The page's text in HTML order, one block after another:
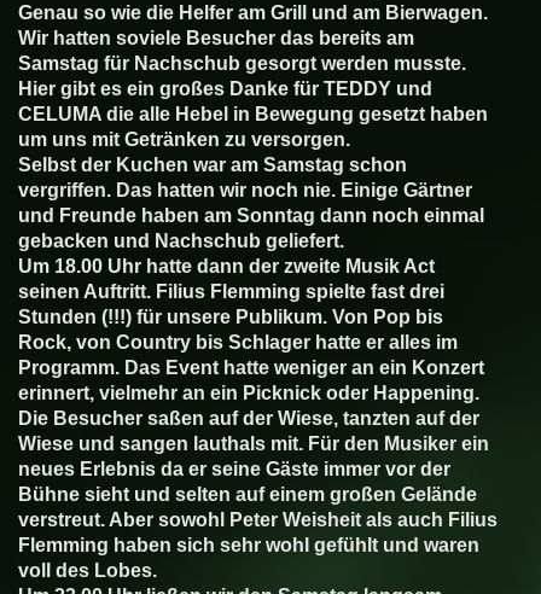
Genau so wie die Helfer am Grill und am Bierwagen.
Wir hatten soviele Besucher das bereits am
Samstag für Nachschub gesorgt werden musste.
Hier gibt es ein großes Danke für TEDDY und
CELUMA die alle Hebel in Bewegung gesetzt haben
um uns mit Getränken zu versorgen.
Selbst der Kuchen war am Samstag schon
vergriffen. Das hatten wir noch nie. Einige Gärtner
und Freunde haben am Sonntag dann noch einmal
gebacken und Nachschub geliefert.
Um 18.00 Uhr hatte dann der zweite Musik Act
seinen Auftritt. Filius Flemming spielte fast drei
Stunden (!!!) für unsere Publikum. Von Pop bis
Rock, von Country bis Schlager hatte er alles im
Programm. Das Event hatte weniger an ein Konzert
erinnert, vielmehr an ein Picknick oder Happening.
Die Besucher saßen auf der Wiese, tanzten auf der
Wiese und sangen lauthals mit. Für den Musiker ein
neues Erlebnis da er seine Gäste immer vor der
Bühne sieht und selten auf einem großen Gelände
verstreut. Aber sowohl Peter Weisheit als auch Filius
Flemming haben sich sehr wohl gefühlt und waren
voll des Lobes.